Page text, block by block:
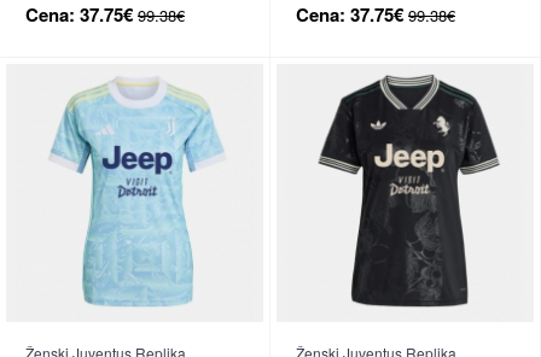
Cena: 37.75€ 99.38€ Cena: 37.75€ 99.38€